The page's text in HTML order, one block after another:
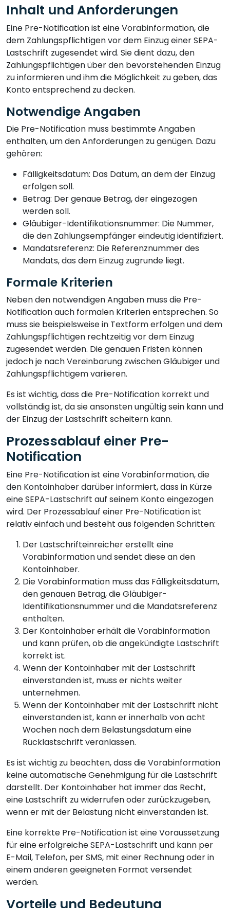
Inhalt und Anforderungen
Eine Pre-Notification ist eine Vorabinformation, die
dem Zahlungspflichtigen vor dem Einzug einer SEPA-
Lastschrift zugesendet wird. Sie dient dazu, den
Zahlungspflichtigen über den bevorstehenden Einzug
zu informieren und ihm die Möglichkeit zu geben, das
Konto entsprechend zu decken.
Notwendige Angaben
Die Pre-Notification muss bestimmte Angaben
enthalten, um den Anforderungen zu genügen. Dazu
gehören:
Fälligkeitsdatum: Das Datum, an dem der Einzug
erfolgen soll.
Betrag: Der genaue Betrag, der eingezogen
werden soll.
Gläubiger-Identifikationsnummer: Die Nummer,
die den Zahlungsempfänger eindeutig identifiziert.
Mandatsreferenz: Die Referenznummer des
Mandats, das dem Einzug zugrunde liegt.
Formale Kriterien
Neben den notwendigen Angaben muss die Pre-
Notification auch formalen Kriterien entsprechen. So
muss sie beispielsweise in Textform erfolgen und dem
Zahlungspflichtigen rechtzeitig vor dem Einzug
zugesendet werden. Die genauen Fristen können
jedoch je nach Vereinbarung zwischen Gläubiger und
Zahlungspflichtigem variieren.
Es ist wichtig, dass die Pre-Notification korrekt und
vollständig ist, da sie ansonsten ungültig sein kann und
der Einzug der Lastschrift scheitern kann.
Prozessablauf einer Pre-
Notification
Eine Pre-Notification ist eine Vorabinformation, die
den Kontoinhaber darüber informiert, dass in Kürze
eine SEPA-Lastschrift auf seinem Konto eingezogen
wird. Der Prozessablauf einer Pre-Notification ist
relativ einfach und besteht aus folgenden Schritten:
Der Lastschrifteinreicher erstellt eine
Vorabinformation und sendet diese an den
Kontoinhaber.
Die Vorabinformation muss das Fälligkeitsdatum,
den genauen Betrag, die Gläubiger-
Identifikationsnummer und die Mandatsreferenz
enthalten.
Der Kontoinhaber erhält die Vorabinformation
und kann prüfen, ob die angekündigte Lastschrift
korrekt ist.
Wenn der Kontoinhaber mit der Lastschrift
einverstanden ist, muss er nichts weiter
unternehmen.
Wenn der Kontoinhaber mit der Lastschrift nicht
einverstanden ist, kann er innerhalb von acht
Wochen nach dem Belastungsdatum eine
Rücklastschrift veranlassen.
Es ist wichtig zu beachten, dass die Vorabinformation
keine automatische Genehmigung für die Lastschrift
darstellt. Der Kontoinhaber hat immer das Recht,
eine Lastschrift zu widerrufen oder zurückzugeben,
wenn er mit der Belastung nicht einverstanden ist.
Eine korrekte Pre-Notification ist eine Voraussetzung
für eine erfolgreiche SEPA-Lastschrift und kann per
E-Mail, Telefon, per SMS, mit einer Rechnung oder in
einem anderen geeigneten Format versendet
werden.
Vorteile und Bedeutung